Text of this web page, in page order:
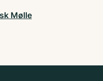
Mølle